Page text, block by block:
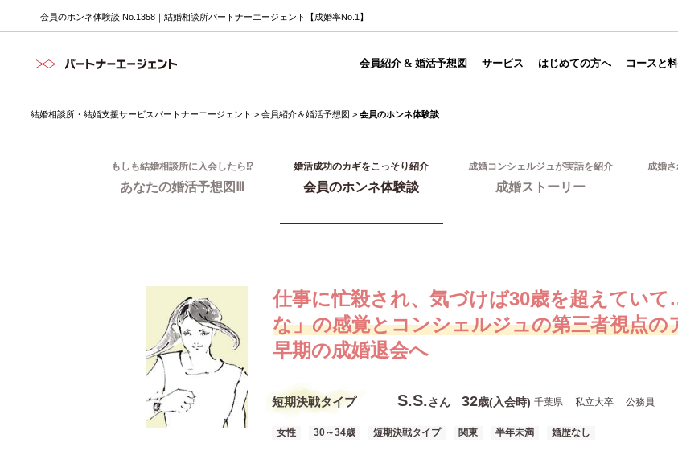
会員のホンネ体験談 No.1358｜結婚相談所パートナーエージェント【成婚率No.1】
会員紹介 & 婚活予想図 サービス はじめての方へ コースと
結婚相談所・結婚支援サービスパートナーエージェント > 会員紹介＆婚活予想図 > 会員のホンネ体験談
もしも結婚相談所に入会したら⁉
あなたの婚活予想図Ⅲ
婚活成功のカギをこっそり紹介
会員のホンネ体験談
成婚コンシェルジュが実話を紹介
成婚ストーリー
成婚
仕事に忙殺され、気づけば30歳を超えていて
な」の感覚とコンシェルジュの第三者視点の
早期の成婚退会へ
短期決戦タイプ S.S.さん 32歳(入会時) 千葉県 私立大卒 公務員
女性 30～34歳 短期決戦タイプ 関東 半年未満 婚歴なし